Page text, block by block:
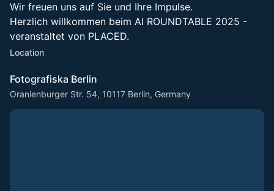
Wir freuen uns auf Sie und Ihre Impulse.
Herzlich willkommen beim AI ROUNDTABLE 2025 -
veranstaltet von PLACED.
Location
Fotografiska Berlin
Oranienburger Str. 54, 10117 Berlin, Germany